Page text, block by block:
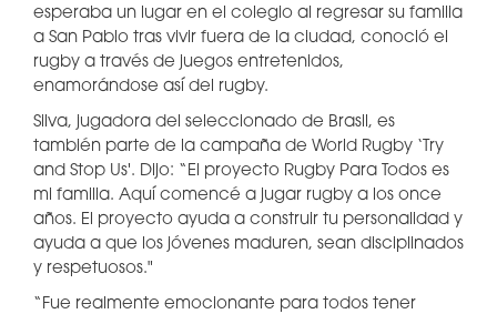
esperaba un lugar en el colegio al regresar su familia
a San Pablo tras vivir fuera de la ciudad, conoció el
rugby a través de juegos entretenidos,
enamorándose así del rugby.
Silva, jugadora del seleccionado de Brasil, es
también parte de la campaña de World Rugby ‘Try
and Stop Us'. Dijo: “El proyecto Rugby Para Todos es
mi familia. Aquí comencé a jugar rugby a los once
años. El proyecto ayuda a construir tu personalidad y
ayuda a que los jóvenes maduren, sean disciplinados
y respetuosos."
“Fue realmente emocionante para todos tener